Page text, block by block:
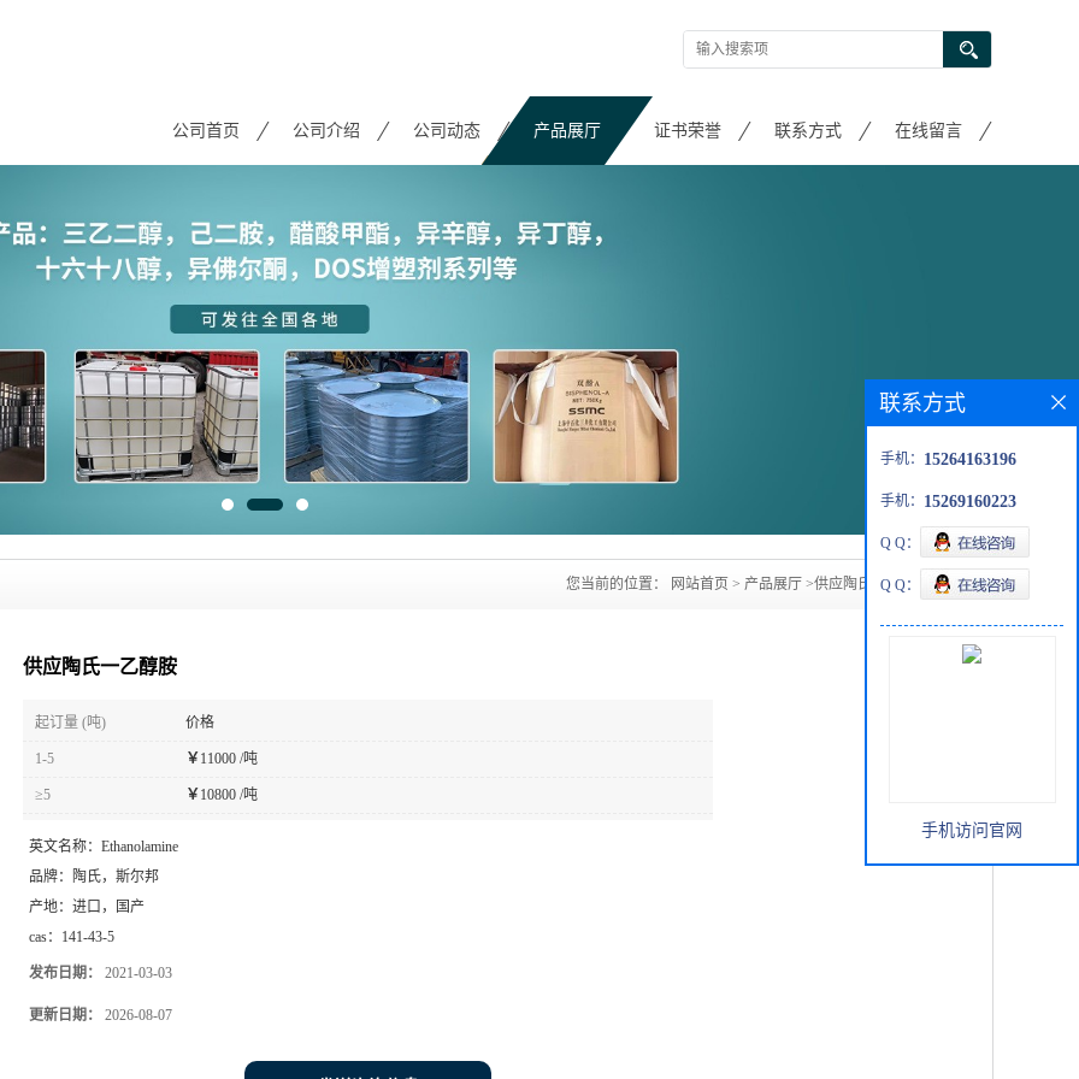
公司首页 公司介绍 公司动态 产品展厅 证书荣誉 联系方式 在线留言
您当前的位置： 网站首页 > 产品展厅 >供应陶氏一乙醇胺
供应陶氏一乙醇胺
起订量 (吨) 价格
1-5 ￥ 11000 /吨
≥5 ￥ 10800 /吨
英文名称： Ethanolamine
品牌：
陶氏，斯尔邦
产地： 进口，国产
cas： 141-43-5
发布日期： 2021-03-03
更新日期： 2026-08-07
联系方式
手机： 15264163196
手机： 15269160223
Q Q：
Q Q：
手机访问官网